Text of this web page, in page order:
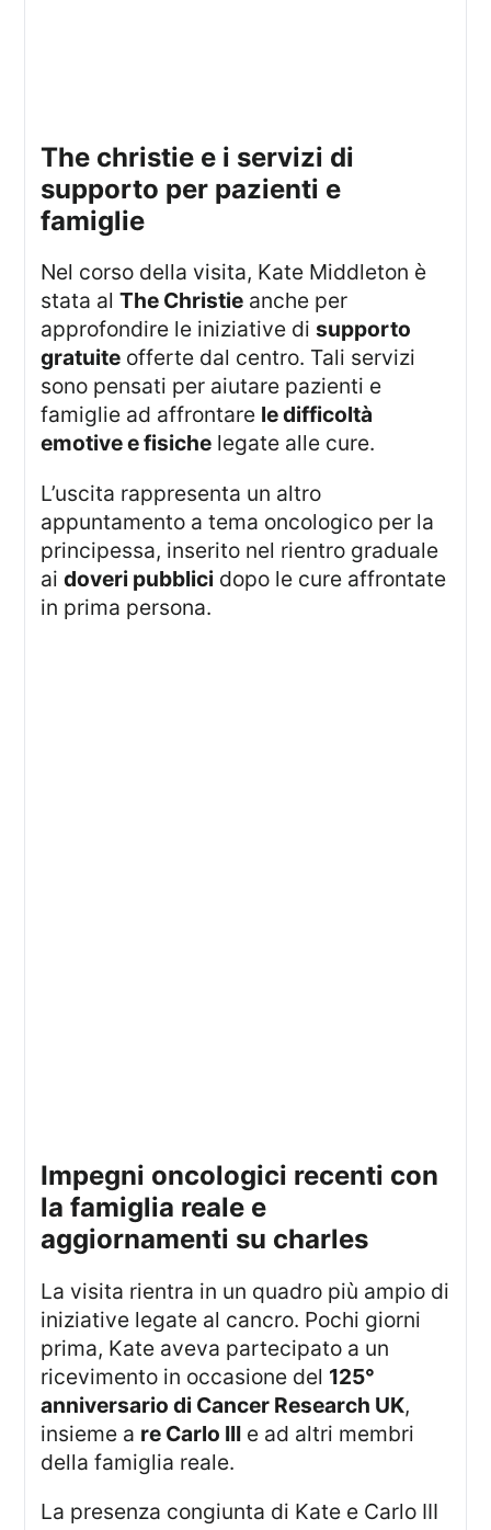
the christie e i servizi di
supporto per pazienti e
famiglie
Nel corso della visita, Kate Middleton è
stata alThe Christie anche per
approfondire le iniziative disupporto
gratuite offerte dal centro. Tali servizi
sono pensati per aiutare pazienti e
famiglie ad affrontare le difficoltà
emotive e fisiche legate alle cure.
L’uscita rappresenta un altro
appuntamento a tema oncologico per la
principessa, inserito nel rientro graduale
aidoveri pubblici dopo le cure affrontate
in prima persona.
impegni oncologici recenti con
la famiglia reale e
aggiornamenti su charles
La visita rientra in un quadro più ampio di
iniziative legate al cancro. Pochi giorni
prima, Kate aveva partecipato a un
ricevimento in occasione del 125°
anniversario di Cancer Research UK,
insieme a re Carlo III e ad altri membri
della famiglia reale.
La presenza congiunta di Kate e Carlo III